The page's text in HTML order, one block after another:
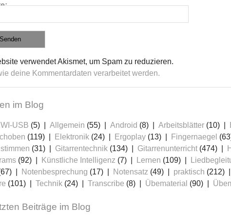
verwendet Akismet, um Spam zu reduzieren.
deine Kommentardaten verarbeitet werden.
im Blog
USB (5) Allgemein (55) Android (8) Arbeitsblätter (10)
(119) Elektronik (24) Ergoplay (13) Fingernaegel
(31) Gitarrentechnik (134) Gitarrenunterricht (474)
(92) Künstliche Intelligenz (7) Lernen (109)
Notenbesprechung (17) Notensatz (49) praktisch (212)
(101) Technik (24) Transcribe (8) Übematerial (90)
Beiträge im Blog